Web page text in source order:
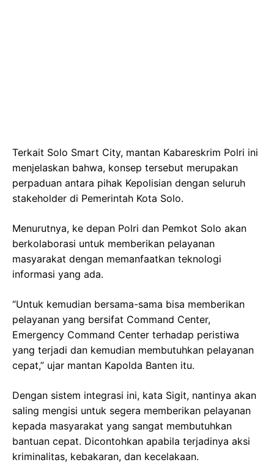
Terkait Solo Smart City, mantan Kabareskrim Polri ini
menjelaskan bahwa, konsep tersebut merupakan
perpaduan antara pihak Kepolisian dengan seluruh
stakeholder di Pemerintah Kota Solo.
Menurutnya, ke depan Polri dan Pemkot Solo akan
berkolaborasi untuk memberikan pelayanan
masyarakat dengan memanfaatkan teknologi
informasi yang ada.
“Untuk kemudian bersama-sama bisa memberikan
pelayanan yang bersifat Command Center,
Emergency Command Center terhadap peristiwa
yang terjadi dan kemudian membutuhkan pelayanan
cepat,” ujar mantan Kapolda Banten itu.
Dengan sistem integrasi ini, kata Sigit, nantinya akan
saling mengisi untuk segera memberikan pelayanan
kepada masyarakat yang sangat membutuhkan
bantuan cepat. Dicontohkan apabila terjadinya aksi
kriminalitas, kebakaran, dan kecelakaan.